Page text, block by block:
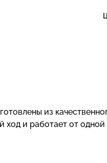
из
ход и работает от